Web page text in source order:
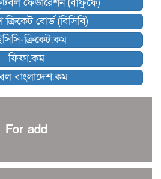
না মোহামেডান!
চ্যাম্পিয়ন
মোহামেডান
ব্রাজিলের প্রাথমিক স্কোয়াড
প্রাথমিক দল ঘোষণা
জয়ে ক্রীড়া প্রতিমন্ত্রীর অভিনন্দন
ক্রিকেট বোর্ড (বিসিবি)
ক্রিকেট.কম
ফিফা.কম
বাংলাদেশ.কম
For add